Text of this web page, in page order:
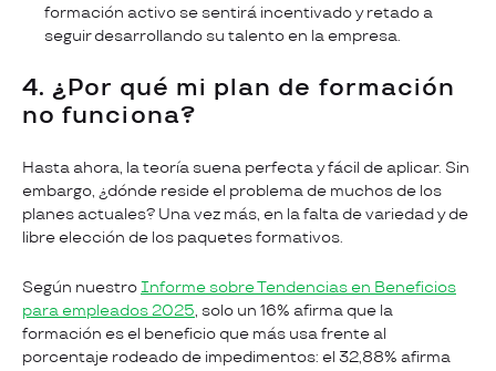
formación activo se sentirá incentivado y retado a
seguir desarrollando su talento en la empresa.
4. ¿Por qué mi plan de formación
no funciona?
Hasta ahora, la teoría suena perfecta y fácil de aplicar. Sin
embargo, ¿dónde reside el problema de muchos de los
planes actuales? Una vez más, en la falta de variedad y de
libre elección de los paquetes formativos.
Según nuestroInforme sobre Tendencias en Beneficios
para empleados 2025, solo un 16% afirma que la
formación es el beneficio que más usa frente al
porcentaje rodeado de impedimentos: el 32,88% afirma